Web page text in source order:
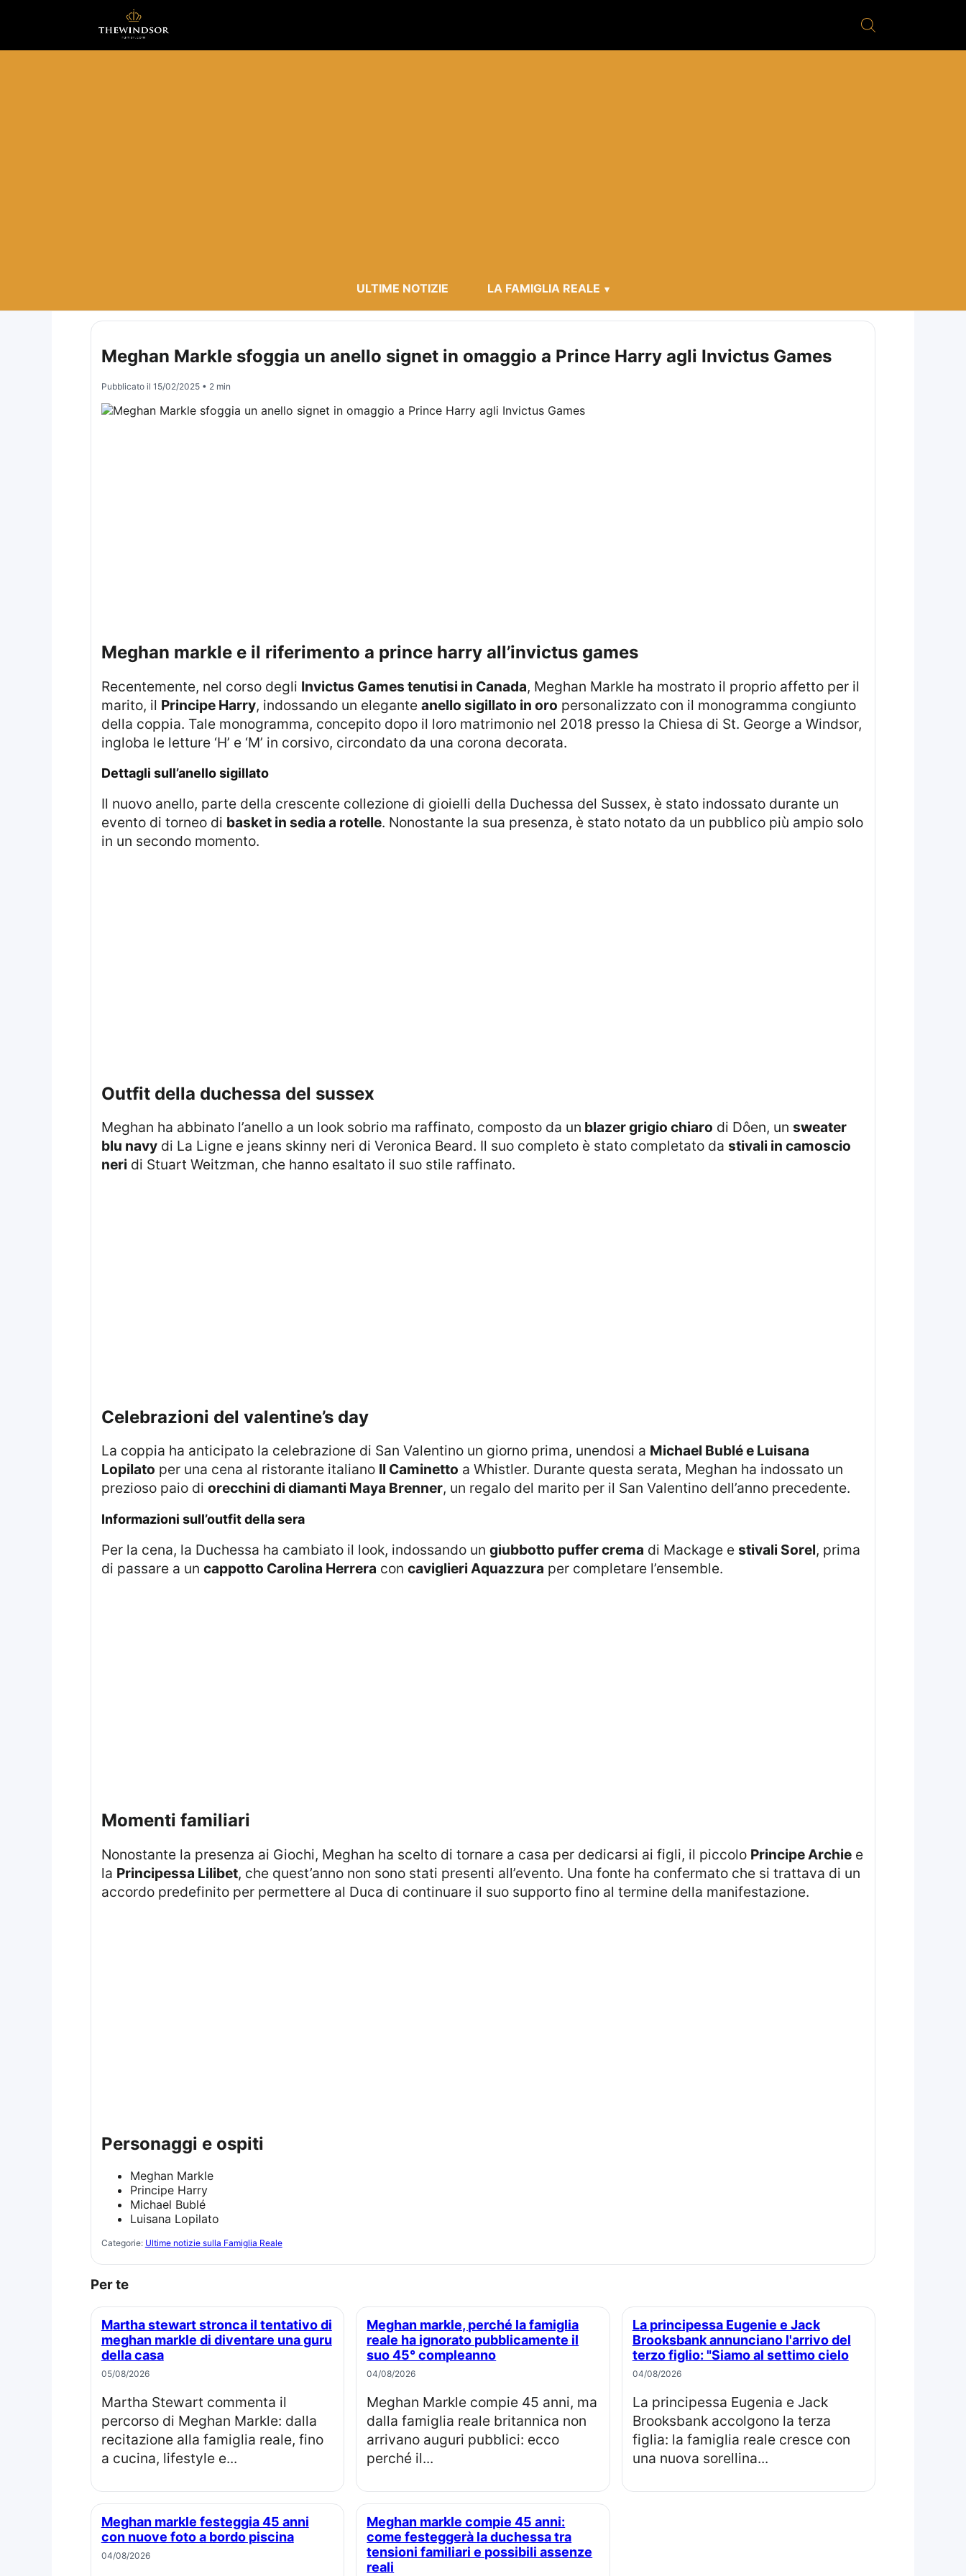
ULTIME NOTIZIE LA FAMIGLIA REALE
Meghan Markle sfoggia un anello signet in omaggio a Prince Harry agli Invictus Games
Pubblicato il 15/02/2025• 2 min
meghan markle e il riferimento a prince harry all’invictus games
Recentemente, nel corso degli Invictus Games tenutisi in Canada, Meghan Markle ha mostrato il proprio affetto per il
marito, il Principe Harry, indossando un elegante anello sigillato in oro personalizzato con il monogramma congiunto
della coppia. Tale monogramma, concepito dopo il loro matrimonio nel 2018 presso la Chiesa di St. George a Windsor,
ingloba le letture ‘H’ e ‘M’ in corsivo, circondato da una corona decorata.
dettagli sull’anello sigillato
Il nuovo anello, parte della crescente collezione di gioielli della Duchessa del Sussex, è stato indossato durante un
evento di torneo di basket in sedia a rotelle. Nonostante la sua presenza, è stato notato da un pubblico più ampio solo
in un secondo momento.
outfit della duchessa del sussex
Meghan ha abbinato l’anello a un look sobrio ma raffinato, composto da un blazer grigio chiaro di Dôen, un sweater
blu navydi La Ligne e jeans skinny neri di Veronica Beard. Il suo completo è stato completato da stivali in camoscio
neri di Stuart Weitzman, che hanno esaltato il suo stile raffinato.
celebrazioni del valentine’s day
La coppia ha anticipato la celebrazione di San Valentino un giorno prima, unendosi a Michael Bublé e Luisana
Lopilato per una cena al ristorante italiano Il Caminetto a Whistler. Durante questa serata, Meghan ha indossato un
prezioso paio di orecchini di diamanti Maya Brenner, un regalo del marito per il San Valentino dell’anno precedente.
informazioni sull’outfit della sera
Per la cena, la Duchessa ha cambiato il look, indossando un giubbotto puffer crema di Mackage e stivali Sorel, prima
di passare a un cappotto Carolina Herrera con caviglieri Aquazzura per completare l’ensemble.
momenti familiari
Nonostante la presenza ai Giochi, Meghan ha scelto di tornare a casa per dedicarsi ai figli, il piccolo Principe Archiee
la Principessa Lilibet, che quest’anno non sono stati presenti all’evento. Una fonte ha confermato che si trattava di un
accordo predefinito per permettere al Duca di continuare il suo supporto fino al termine della manifestazione.
personaggi e ospiti
Meghan Markle
Principe Harry
Michael Bublé
Luisana Lopilato
Categorie: Ultime notizie sulla Famiglia Reale
Per te
Martha stewart stronca il tentativo di
meghan markle di diventare una guru
della casa
05/08/2026
Martha Stewart commenta il
percorso di Meghan Markle: dalla
recitazione alla famiglia reale, fino
a cucina, lifestyle e...
Meghan markle, perché la famiglia
reale ha ignorato pubblicamente il
suo 45° compleanno
04/08/2026
Meghan Markle compie 45 anni, ma
dalla famiglia reale britannica non
arrivano auguri pubblici: ecco
perché il...
La principessa Eugenie e Jack
Brooksbank annunciano l'arrivo del
terzo figlio: "Siamo al settimo cielo
04/08/2026
La principessa Eugenia e Jack
Brooksbank accolgono la terza
figlia: la famiglia reale cresce con
una nuova sorellina...
Meghan markle festeggia 45 anni
con nuove foto a bordo piscina
04/08/2026
Meghan markle compie 45 anni:
come festeggerà la duchessa tra
tensioni familiari e possibili assenze
reali